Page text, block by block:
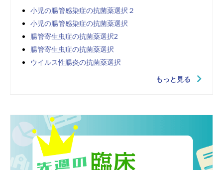
小児の腸管感染症の抗菌薬選択２
小児の腸管感染症の抗菌薬選択
腸管寄生虫症の抗菌薬選択2
腸管寄生虫症の抗菌薬選択
ウイルス性腸炎の抗菌薬選択
もっと見る